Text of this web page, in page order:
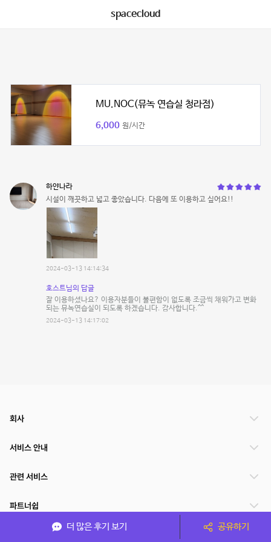
spacecloud
MU.NOC(뮤녹 연습실 청라점)
6,000 원/시간
하얀나라
시설이 깨끗하고 넓고 좋았습니다. 다음에 또 이용하고 싶어요!!
2024-03-13 14:14:34
호스트님의 답글
잘 이용하셨나요? 이용자분들이 불편함이 없도록 조금씩 채워가고 변화
되는 뮤녹연습실이 되도록 하겠습니다. 감사합니다.^^
2024-03-13 14:17:02
더 많은 후기 보기 공유하기
회사
서비스 안내
관련 서비스
파트너쉽
서비스 제공 국가